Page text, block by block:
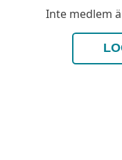
Inte medlem